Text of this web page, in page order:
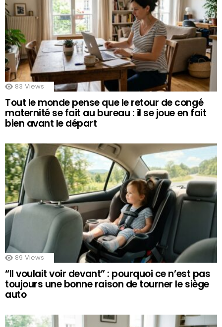
83 Views
Tout le monde pense que le retour de congé
maternité se fait au bureau : il se joue en fait
bien avant le départ
89 Views
“Il voulait voir devant” : pourquoi ce n’est pas
toujours une bonne raison de tourner le siège
auto